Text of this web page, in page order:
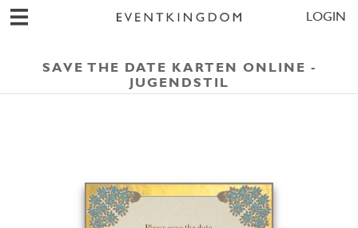
LOGIN
SAVE THE DATE KARTEN ONLINE -
JUGENDSTIL